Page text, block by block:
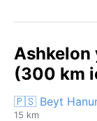
Ashkelon
(300 km
🇵🇸 Beyt
15 km